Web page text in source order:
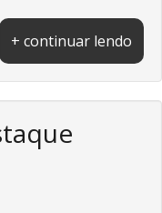
+ continuar lendo